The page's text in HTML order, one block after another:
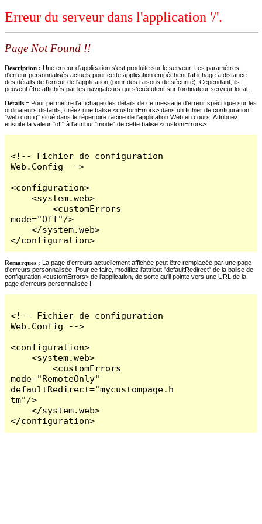
Erreur du serveur dans l'application '/'.
Page Not Found !!
Description : Une erreur d'application s'est produite sur le serveur. Les paramètres
d'erreur personnalisés actuels pour cette application empêchent l'affichage à distance
des détails de l'erreur de l'application (pour des raisons de sécurité). Cependant, ils
peuvent être affichés par les navigateurs qui s'exécutent sur l'ordinateur serveur local.
Détails = Pour permettre l'affichage des détails de ce message d'erreur spécifique sur les
ordinateurs distants, créez une balise <customErrors> dans un fichier de configuration
"web.config" situé dans le répertoire racine de l'application Web en cours. Attribuez
ensuite la valeur "off" à l'attribut "mode" de cette balise <customErrors>.
<!-- Fichier de configuration
Web.Config -->
<configuration>
    <system.web>
        <customErrors
mode="Off"/>
    </system.web>
</configuration>
Remarques : La page d'erreurs actuellement affichée peut être remplacée par une page
d'erreurs personnalisée. Pour ce faire, modifiez l'attribut "defaultRedirect" de la balise de
configuration <customErrors> de l'application, de sorte qu'il pointe vers une URL de la
page d'erreurs personnalisée !
<!-- Fichier de configuration
Web.Config -->
<configuration>
    <system.web>
        <customErrors
mode="RemoteOnly"
defaultRedirect="mycustompage.h
tm"/>
    </system.web>
</configuration>